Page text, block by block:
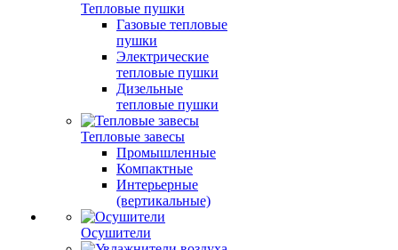
Тепловые пушки
Газовые тепловые
пушки
Электрические
тепловые пушки
Дизельные
тепловые пушки
Тепловые завесы
Промышленные
Компактные
Интерьерные
(вертикальные)
Осушители